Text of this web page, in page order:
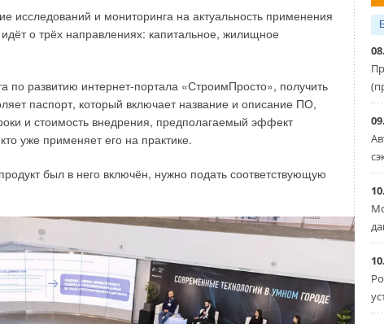
исследований и мониторинга на актуальность применения
о трёх направлениях: капитальное, жилищное
по развитию интернет-портала «СтроимПросто», получить
паспорт, который включает название и описание ПО,
и стоимость внедрения, предполагаемый эффект
уже применяет его на практике.
был в него включён, нужно подать соответствующую
идентичными, так как ТИМ (технологии информационного
продукте или явлении, включают в себя ряд
И то, и другое подразумевает создание
оба понятия. Некоторые российские компании
при выполнении отдельных задач, тогда как изначально эти
для создания, хранения, ведения ИМ.
ключевых проектов строительства объектов
числе объектов критической инфраструктуры,
ТИМ-продукт, должен выполнить условия, без соблюдения
Первое, разумеется, — безопасность.